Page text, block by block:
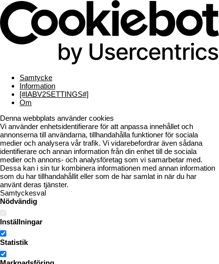
Samtycke
Information
[#IABV2SETTINGS#]
Om
Denna webbplats använder cookies
Vi använder enhetsidentifierare för att anpassa innehållet och
annonserna till användarna, tillhandahålla funktioner för sociala
medier och analysera vår trafik. Vi vidarebefordrar även sådana
identifierare och annan information från din enhet till de sociala
medier och annons- och analysföretag som vi samarbetar med.
Dessa kan i sin tur kombinera informationen med annan information
som du har tillhandahållit eller som de har samlat in när du har
använt deras tjänster.
Samtyckesval
Nödvändig
Inställningar
Statistik